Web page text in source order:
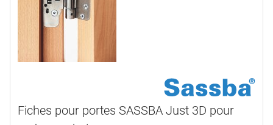
Fiches pour portes SASSBA Just 3D pour